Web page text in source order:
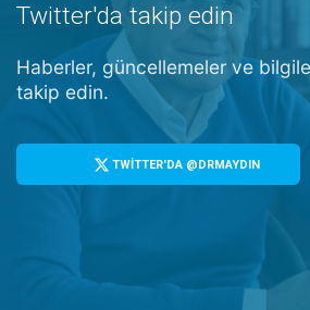
Twitter'da takip edin
Haberler, güncellemeler ve
takip edin.
TWİTTER'DA @DRMAYDIN